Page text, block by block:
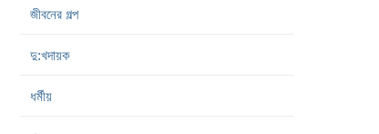
জীবনের গল্প
দু:খদায়ক
ধর্মীয়